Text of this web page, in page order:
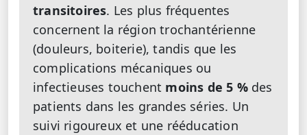
transitoires. Les plus fréquentes
concernent la région trochantérienne
(douleurs, boiterie), tandis que les
complications mécaniques ou
infectieuses touchent moins de 5 %des
patients dans les grandes séries. Un
suivi rigoureux et une rééducation